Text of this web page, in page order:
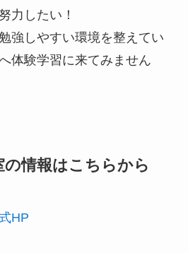
力したい！
強しやすい環境を整えてい
体験学習に来てみません
情報はこちらから
HP